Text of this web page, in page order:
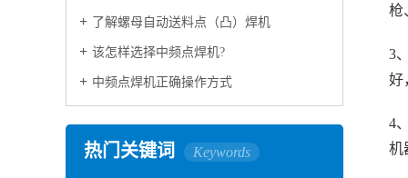
了解螺母自动送料点（凸）焊机
该怎样选择中频点焊机?
中频点焊机正确操作方式
热门关键词 Keywords
枪
3
好
4
机